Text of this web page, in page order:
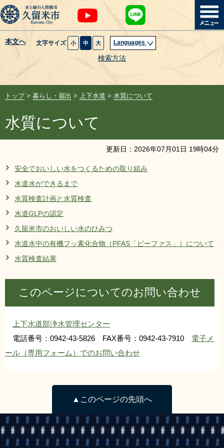
本文へ 文字サイズ 小 中 大 Languages
検索方法
暮らし・届出
健康・医療・福祉
観光魅力・イベント
計画・政策
サイトマップ
RSS
サイトについて
トップ> 暮らし・届出 > 上下水道 > 水質について
水質について
更新日： 2026年07 月01 日 19時04分
安全でおいしい水をつくるための取り組み
水道水ができるまで
水質検査計画と水質検査
水道GLPの認定
久留米市のおいしい水のひみつ
水道水中の有機フッ素化合物（PFAS「ピーファス」）について
水質検査結果
このページについてのお問い合わせ
上下水道部浄水管理センター
電話番号：0942-43-5826 FAX番号：0942-43-7910 電子メ
ール（専用フォーム）でのお問い合わせ
▲このページの先頭へ